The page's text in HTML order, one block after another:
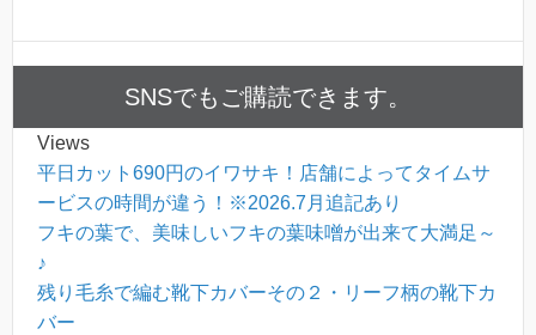
SNSでもご購読できます。
Views
平日カット690円のイワサキ！店舗によってタイムサ
ービスの時間が違う！※2026.7月追記あり
フキの葉で、美味しいフキの葉味噌が出来て大満足～
♪
残り毛糸で編む靴下カバーその２・リーフ柄の靴下カ
バー